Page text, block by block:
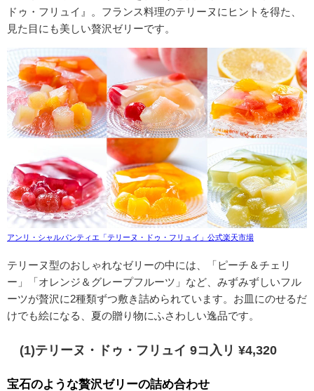
ドゥ・フリュイ』。フランス料理のテリーヌにヒントを得た、
見た目にも美しい贅沢ゼリーです。
アンリ・シャルパンティエ「テリーヌ・ドゥ・フリュイ」公式楽天市場
テリーヌ型のおしゃれなゼリーの中には、「ピーチ＆チェリ
ー」「オレンジ＆グレープフルーツ」など、みずみずしいフル
ーツが贅沢に2種類ずつ敷き詰められています。お皿にのせるだ
けでも絵になる、夏の贈り物にふさわしい逸品です。
(1)テリーヌ・ドゥ・フリュイ 9コ入リ ¥4,320
宝石のような贅沢ゼリーの詰め合わせ